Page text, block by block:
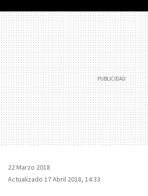
MAIL
22 Marzo 2018
Actualizado 17 Abril 2018, 14:33